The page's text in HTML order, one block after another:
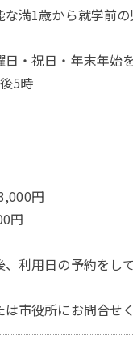
満1歳から就学前
・祝日・年末年始
5時
円
円
利用日の予約をし
市役所にお問合せ